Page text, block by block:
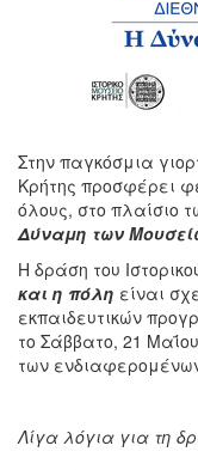
Στην παγκόσμια
Κρήτης προσφέρει
όλους, στο πλαίσιο
Δύναμη των
Η δράση του
και η πόλη είναι
εκπαιδευτικών
το Σάββατο, 21
των
Λίγα λόγια για τη